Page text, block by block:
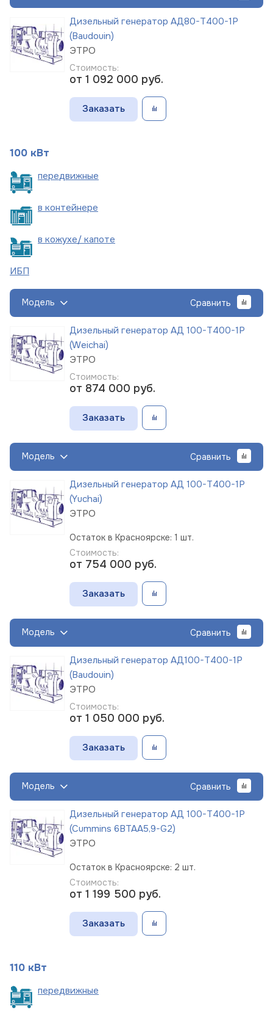
Дизельный генератор АД80-Т400-1Р
(Baudouin)
ЭТРО
Стоимость:
от 1 092 000 руб.
Заказать
100 кВт
передвижные
в контейнере
в кожухе/ капоте
ИБП
Модель Сравнить
Дизельный генератор АД 100-Т400-1Р
(Weichai)
ЭТРО
Стоимость:
от 874 000 руб.
Заказать
Модель Сравнить
Дизельный генератор АД 100-Т400-1Р
(Yuchai)
ЭТРО
Остаток в Красноярске: 1 шт.
Стоимость:
от 754 000 руб.
Заказать
Модель Сравнить
Дизельный генератор АД100-Т400-1Р
(Baudouin)
ЭТРО
Стоимость:
от 1 050 000 руб.
Заказать
Модель Сравнить
Дизельный генератор АД 100-Т400-1Р
(Cummins 6BTAA5,9-G2)
ЭТРО
Остаток в Красноярске: 2 шт.
Стоимость:
от 1 199 500 руб.
Заказать
110 кВт
передвижные